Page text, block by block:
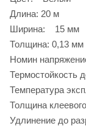
Длина: 20 м
Ширина: 15 мм
Толщина: 0,13 мм
Номин
Термостойкость
Температура
Толщина
Удлинение до